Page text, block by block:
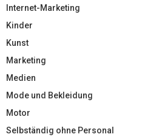
Internet-Marketing
Kinder
Kunst
Marketing
Medien
Mode und Bekleidung
Motor
Selbständig ohne Personal